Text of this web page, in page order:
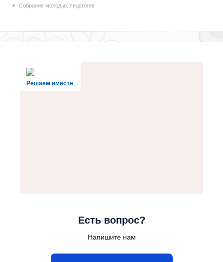
Навигация по статьям
Собрание молодых педагогов
Решаем вместе
Есть вопрос?
Напишите нам